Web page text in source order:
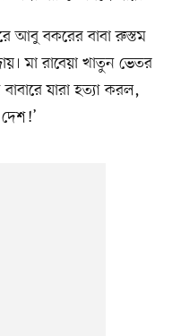
আবু বকরের বাবা রুস্তম
মা রাবেয়া খাতুন ভেতর
যারা হত্যা করল,